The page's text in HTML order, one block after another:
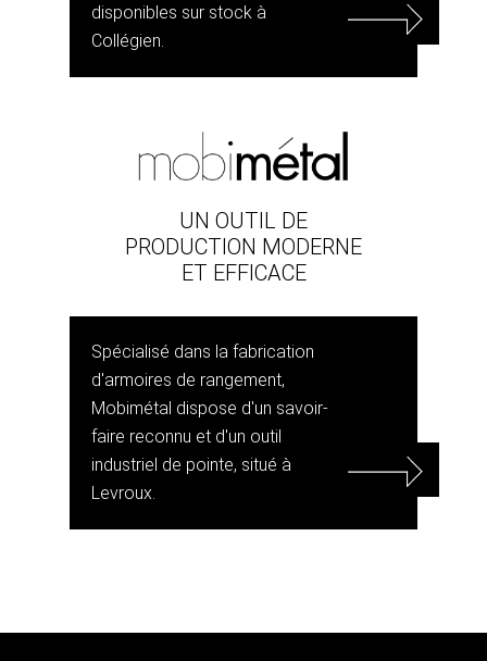
disponibles sur stock à
Collégien.
UN OUTIL DE
PRODUCTION MODERNE
ET EFFICACE
Spécialisé dans la fabrication
d'armoires de rangement,
Mobimétal dispose d'un savoir-
faire reconnu et d'un outil
industriel de pointe, situé à
Levroux.